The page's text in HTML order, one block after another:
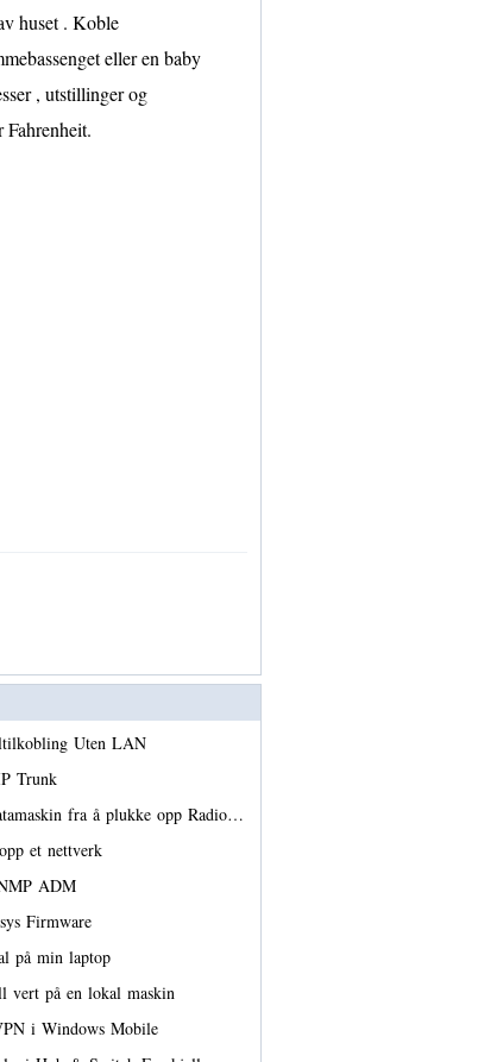
huset . Koble
eller en baby
, utstillinger og
Uten LAN
Trunk
fra å plukke opp Radio…
et nettverk
ADM
Firmware
på min laptop
vert på en lokal maskin
i Windows Mobile